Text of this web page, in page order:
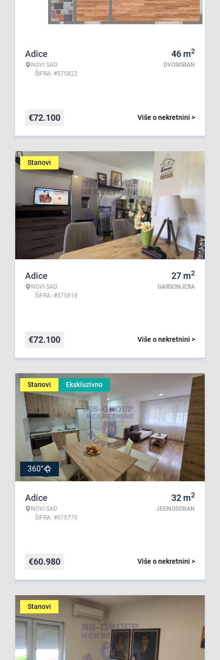
Adice
NOVI SAD
ŠIFRA: #575822
46 m2
DVOSOBAN
Više o nekretnini >
€72.100
Stanovi
Adice
NOVI SAD
ŠIFRA: #575818
27 m2
GARSONJERA
Više o nekretnini >
€72.100
Stanovi Ekskluzivno
360°
Adice
NOVI SAD
ŠIFRA: #575770
32 m2
JEDNOSOBAN
Više o nekretnini >
€60.980
Stanovi